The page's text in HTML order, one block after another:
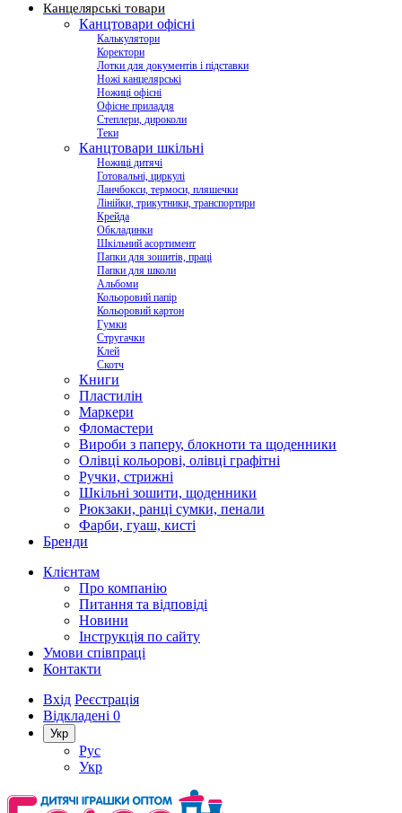
Канцелярські товари
Канцтовари офісні
Калькулятори
Коректори
Лотки для документів і підставки
Ножі канцелярські
Ножиці офісні
Офісне приладдя
Степлери, дироколи
Теки
Канцтовари шкільні
Ножиці дитячі
Готовальні, циркулі
Ланчбокси, термоси, пляшечки
Лінійки, трикутники, транспортири
Крейда
Обкладинки
Шкільний асортимент
Папки для зошитів, праці
Папки для школи
Альбоми
Кольоровий папір
Кольоровий картон
Гумки
Стругачки
Клей
Скотч
Книги
Пластилін
Маркери
Фломастери
Вироби з паперу, блокноти та щоденники
Олівці кольорові, олівці графітні
Ручки, стрижні
Шкільні зошити, щоденники
Рюкзаки, ранці сумки, пенали
Фарби, гуаш, кисті
Бренди
Клієнтам
Про компанію
Питання та відповіді
Новини
Інструкція по сайту
Умови співпраці
Контакти
Вхід Реєстрація
Відкладені 0
Укр
Рус
Укр